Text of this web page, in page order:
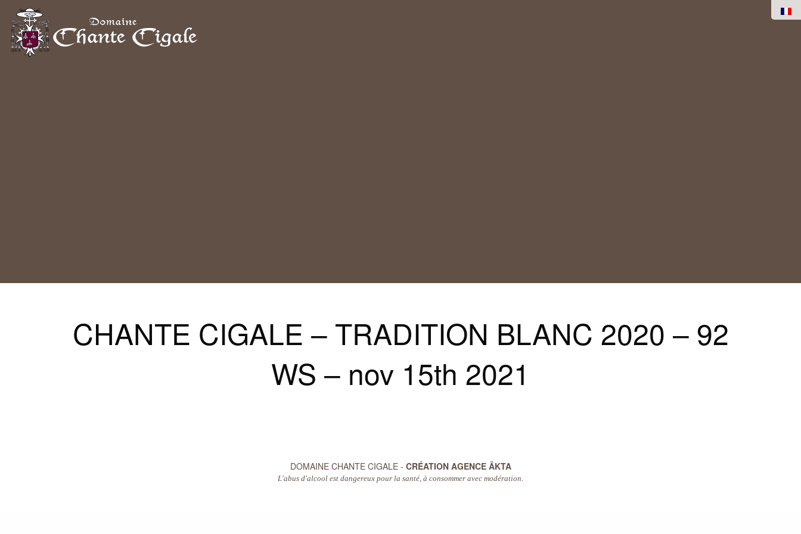
CHANTE CIGALE – TRADITION BLANC 2020 – 92
WS – nov 15th 2021
DOMAINE CHANTE CIGALE - CRÉATION AGENCE ÄKTA
L'abus d'alcool est dangereux pour la santé, à consommer avec modération.